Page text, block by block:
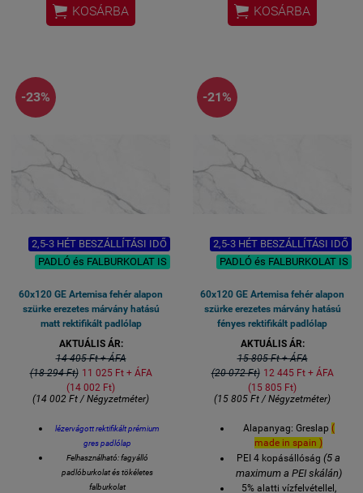
Nappali márványos
90x90 cm padlólap
 KOSÁRBA
járólap
Nappali márványos
Beszállítási idő a gyárból:
Árgaranciát: Minden
esetben biztosítunk a
weboldalon feltüntetett
 KOSÁRBA
-23%
2,5-3 HÉT BESZÁLLÍTÁSI IDŐ
PADLÓ és FALBURKOLAT IS
60x120 GE Artemisa fehér alapon
szürke erezetes márvány hatású
matt rektifikált padlólap
AKTUÁLIS ÁR:
14 405 Ft + ÁFA
(18 294 Ft) 11 025 Ft + ÁFA
(14 002 Ft)
(14 002 Ft / Négyzetméter)
lézervágott rektifikált prémium
gres padlólap
Felhasználható: fagyálló
padlóburkolat és tökéletes
falburkolat
-21%
2,5-3 HÉT BESZÁLLÍTÁSI IDŐ
PADLÓ és FALBURKOLAT IS
60x120 GE Artemisa fehér alapon
szürke erezetes márvány hatású
fényes rektifikált padlólap
AKTUÁLIS ÁR:
15 805 Ft + ÁFA
(20 072 Ft) 12 445 Ft + ÁFA
(15 805 Ft)
(15 805 Ft / Négyzetméter)
Alapanyag: Greslap (
made in spain )
PEI 4 kopásállóság (5 a
maximum a PEI skálán)
5% alatti vízfelvétellel,